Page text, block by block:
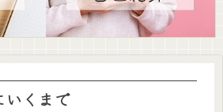
いくまで